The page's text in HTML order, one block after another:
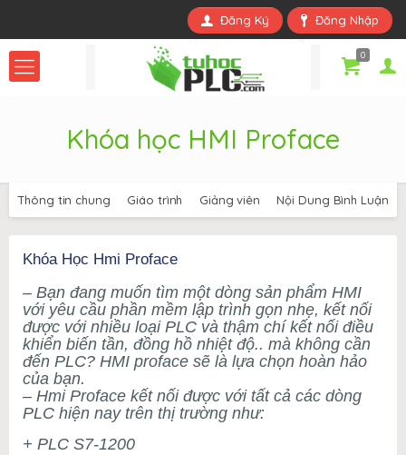
Đăng Nhập
Đăng Ký
0
Khóa học HMI Proface
Thông tin chung Giáo trình Giảng viên Nội Dung Bình Luận
Khóa Học Hmi Proface
– Bạn đang muốn tìm một dòng sản phẩm HMI
với yêu cầu phần mềm lập trình gọn nhẹ, kết nối
được với nhiều loại PLC và thậm chí kết nối điều
khiển biến tần, đồng hồ nhiệt độ.. mà không cần
đến PLC? HMI proface sẽ là lựa chọn hoàn hảo
của bạn.
– Hmi Proface kết nối được với tất cả các dòng
PLC hiện nay trên thị trường như:
+ PLC S7-1200